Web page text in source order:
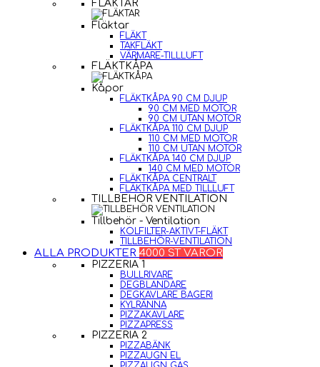
FLÄKTAR
Fläktar
FLÄKT
TAKFLÄKT
VÄRMARE-TILLLUFT
FLÄKTKÅPA
Kåpor
FLÄKTKÅPA 90 CM DJUP
90 CM MED MOTOR
90 CM UTAN MOTOR
FLÄKTKÅPA 110 CM DJUP
110 CM MED MOTOR
110 CM UTAN MOTOR
FLÄKTKÅPA 140 CM DJUP
140 CM MED MOTOR
FLÄKTKÅPA CENTRALT
FLÄKTKÅPA MED TILLLUFT
TILLBEHÖR VENTILATION
Tillbehör - Ventilation
KOLFILTER-AKTIVT-FLÄKT
TILLBEHÖR-VENTILATION
ALLA PRODUKTER 4000 ST VAROR
PIZZERIA 1
BULLRIVARE
DEGBLANDARE
DEGKAVLARE BAGERI
KYLRÄNNA
PIZZAKAVLARE
PIZZAPRESS
PIZZERIA 2
PIZZABÄNK
PIZZAUGN EL